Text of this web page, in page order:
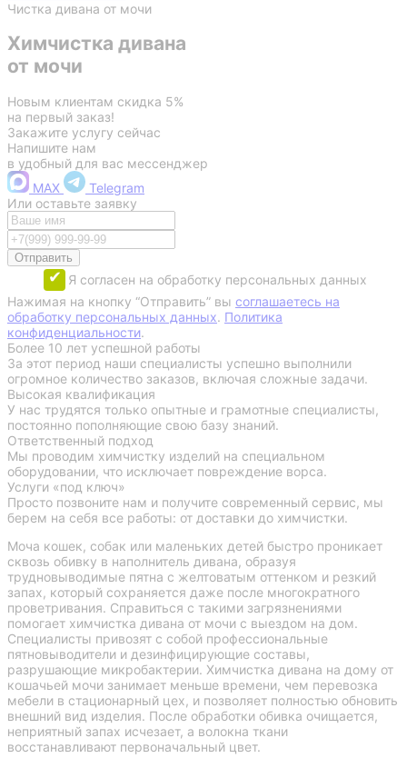
Чистка дивана от мочи
Химчистка дивана
от мочи
Новым клиентам скидка 5%
на первый заказ!
Закажите услугу сейчас
Напишите нам
в удобный для вас мессенджер
MAX
Telegram
Или оставьте заявку
Отправить
Я согласен на обработку персональных данных
Нажимая на кнопку “Отправить” вы соглашаетесь на
обработку персональных данных. Политика
конфиденциальности.
Более 10 лет успешной работы
За этот период наши специалисты успешно выполнили
огромное количество заказов, включая сложные задачи.
Высокая квалификация
У нас трудятся только опытные и грамотные специалисты,
постоянно пополняющие свою базу знаний.
Ответственный подход
Мы проводим химчистку изделий на специальном
оборудовании, что исключает повреждение ворса.
Услуги «под ключ»
Просто позвоните нам и получите современный сервис, мы
берем на себя все работы: от доставки до химчистки.
Моча кошек, собак или маленьких детей быстро проникает
сквозь обивку в наполнитель дивана, образуя
трудновыводимые пятна с желтоватым оттенком и резкий
запах, который сохраняется даже после многократного
проветривания. Справиться с такими загрязнениями
помогает химчистка дивана от мочи с выездом на дом.
Специалисты привозят с собой профессиональные
пятновыводители и дезинфицирующие составы,
разрушающие микробактерии. Химчистка дивана на дому от
кошачьей мочи занимает меньше времени, чем перевозка
мебели в стационарный цех, и позволяет полностью обновить
внешний вид изделия. После обработки обивка очищается,
неприятный запах исчезает, а волокна ткани
восстанавливают первоначальный цвет.